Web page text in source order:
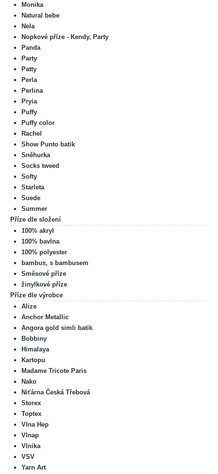
Monika
Natural bebe
Nela
Nopkové příze - Kendy, Party
Panda
Party
Patty
Perla
Perlina
Pryia
Puffy
Puffy color
Rachel
Show Punto batik
Sněhurka
Socks tweed
Softy
Starleta
Suede
Summer
Příze dle složení
100% akryl
100% bavlna
100% polyester
bambus, s bambusem
Směsové příze
žinylkové příze
Příze dle výrobce
Alize
Anchor Metallic
Angora gold simli batik
Bobbiny
Himalaya
Kartopu
Madame Tricote Paris
Nako
Niťárna Česká Třebová
Storex
Toptex
Vlna Hep
Vlnap
Vlnika
VSV
Yarn Art